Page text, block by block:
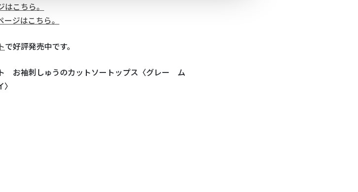
こちら。
ジはこちら。
で好評発売中です。
お袖刺しゅうのカットソートップス〈グレー ム